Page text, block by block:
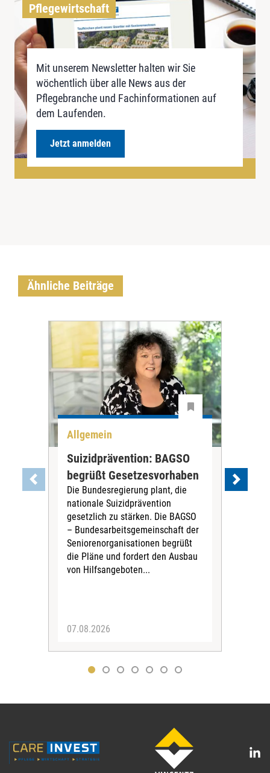
Pflegewirtschaft
Mit unserem Newsletter halten wir Sie
wöchentlich über alle News aus der
Pflegebranche und Fachinformationen auf
dem Laufenden.
Jetzt anmelden
Ähnliche Beiträge
Allgemein
Suizidprävention: BAGSO
begrüßt Gesetzesvorhaben
Die Bundesregierung plant, die
nationale Suizidprävention
gesetzlich zu stärken. Die BAGSO
– Bundesarbeitsgemeinschaft der
Seniorenorganisationen begrüßt
die Pläne und fordert den Ausbau
von Hilfsangeboten...
07.08.2026